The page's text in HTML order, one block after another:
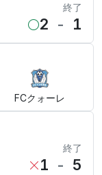
終了
2 - 1
FCクォーレ
終了
1 - 5